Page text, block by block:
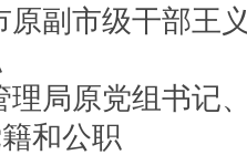
原副市级干部王
理局原党组书记
和公职